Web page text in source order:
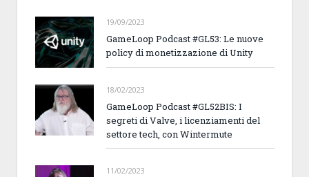
19/09/2023
GameLoop Podcast #GL53: Le nuove
policy di monetizzazione di Unity
18/02/2023
GameLoop Podcast #GL52BIS: I
segreti di Valve, i licenziamenti del
settore tech, con Wintermute
11/02/2023